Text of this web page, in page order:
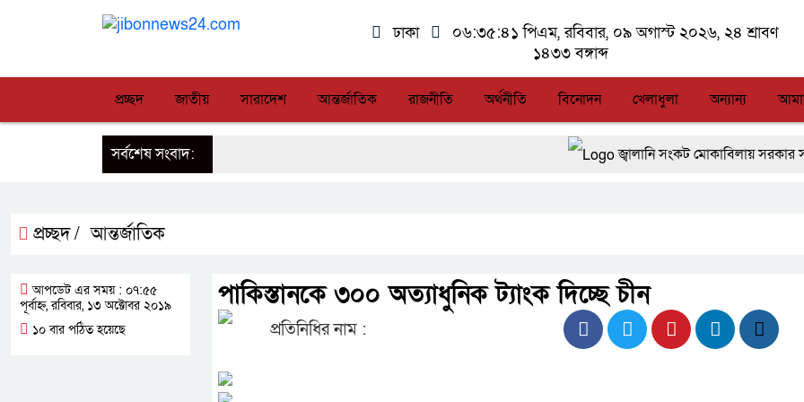
ঢাকা ০৬:৩৫:৪২ পিএম, রবিবার, ০৯ অগাস্ট ২০২৬, ২৪ শ্রাবণ
১৪৩৩ বঙ্গাব্দ
প্রচ্ছদ জাতীয় সারাদেশ আন্তর্জাতিক রাজনীতি অর্থনীতি বিনোদন খেলাধুলা অন্যান্য
সর্বশেষ সংবাদ: জ্বালানি সংকট মোকাবিলায় সরকার সর্বোচ্চ
আত-তানযীল ইনস্টিটিউট চট্টগ্রাম দুবছর
ফ্যাসিবাদবিরোধী আন্দোলনে হত্যাকাণ্ডের
প্রচ্ছদ / আন্তর্জাতিক
পাকিস্তানকে ৩০০ অত্যাধুনিক ট্যাংক দিচ্ছে চীন
প্রতিনিধির নাম :
আপডেট এর সময় : ০৭:৫৫
পূর্বাহ্ন, রবিবার, ১৩ অক্টোবর ২০১৯
১০ বার পঠিত হয়েছে